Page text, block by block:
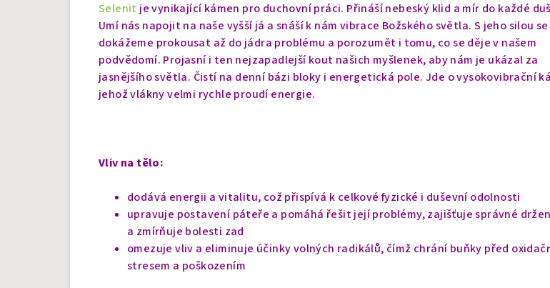
Selenit je vynikající kámen pro duchovní práci. Přináší nebeský klid a mír do každé
Umí nás napojit na naše vyšší já a snáší k nám vibrace Božského světla. S jeho silou se
dokážeme prokousat až do jádra problému a porozumět i tomu, co se děje v našem
podvědomí. Projasní i ten nejzapadlejší kout našich myšlenek, aby nám je ukázal za
jasnějšího světla. Čistí na denní bázi bloky i energetická pole. Jde o vysokovibrační
jehož vlákny velmi rychle proudí energie.
Vliv na tělo:
dodává energii a vitalitu, což přispívá k celkové fyzické i duševní odolnosti
upravuje postavení páteře a pomáhá řešit její problémy, zajišťuje správné
a zmírňuje bolesti zad
omezuje vliv a eliminuje účinky volných radikálů, čímž chrání buňky před
stresem a poškozením